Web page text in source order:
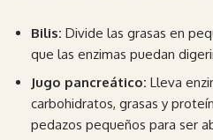
Bilis: Divide las grasas en
que las enzimas puedan
Jugo pancreático: Lleva
carbohidratos, grasas y
pedazos pequeños para ser